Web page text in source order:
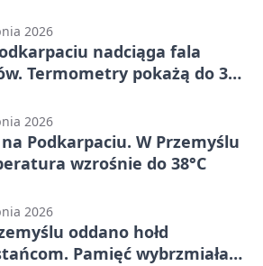
2026
nadciąga fala
Termometry pokażą do 36
2026
na Podkarpaciu. W Przemyślu
wzrośnie do 38°C
2026
oddano hołd
Pamięć wybrzmiała